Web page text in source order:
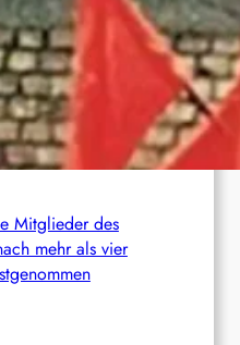
Netz
ihre politische
Haft wegen ihres
an
Mitglieder des
mehr als vier